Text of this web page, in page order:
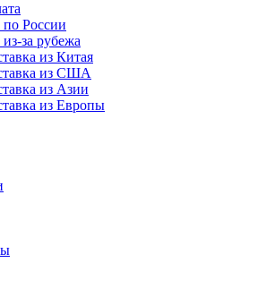
по России
за рубежа
из Китая
из США
из Азии
из Европы